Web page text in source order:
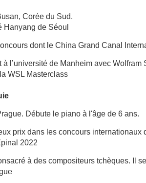
Corée du Sud.
Hanyang de Séoul
dont le China Grand Canal
l’université de Manheim avec Wolfram
WSL Masterclass
Débute le piano à l'âge de 6 ans.
prix dans les concours
2022
à des compositeurs tchèques. Il